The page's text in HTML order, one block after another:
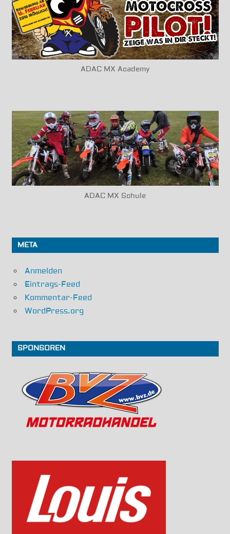
ADAC MX Academy
ADAC MX Schule
META
Anmelden
Eintrags-Feed
Kommentar-Feed
WordPress.org
SPONSOREN